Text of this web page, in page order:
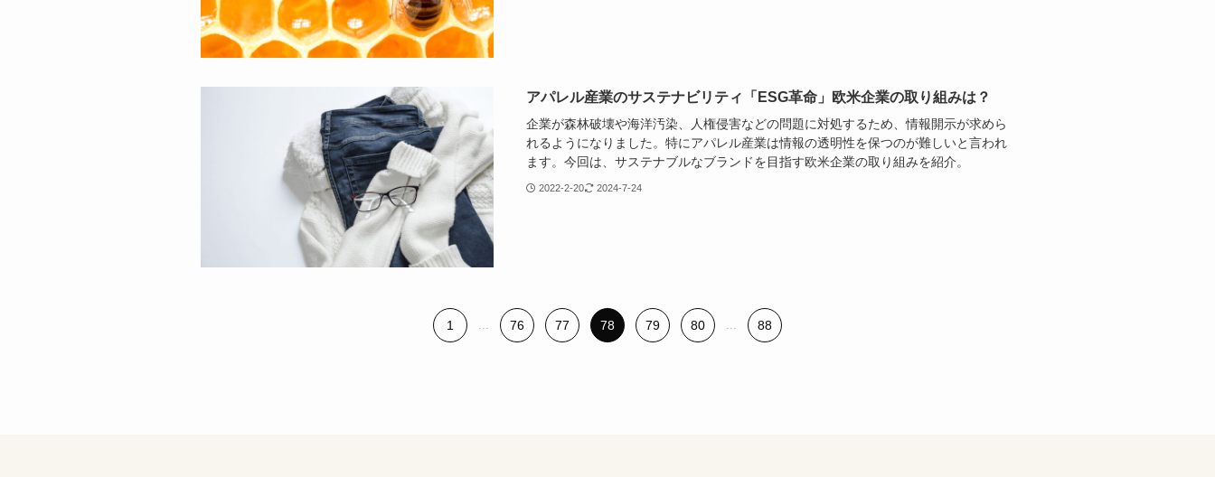
2022-2-20 2024-7-24
アパレル産業のサステナビリティ「ESG革命」欧米企業の取り組みは？
企業が森林破壊や海洋汚染、人権侵害などの問題に対処するため、情報開示が求めら
れるようになりました。特にアパレル産業は情報の透明性を保つのが難しいと言われ
ます。今回は、サステナブルなブランドを目指す欧米企業の取り組みを紹介。
1 ... 76 77 78 79 80 ... 88